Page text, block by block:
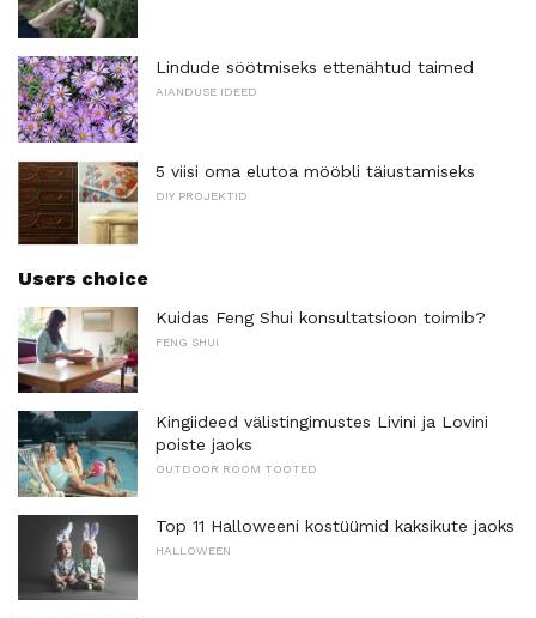
Lindude söötmiseks ettenähtud taimed
AIANDUSE IDEED
5 viisi oma elutoa mööbli täiustamiseks
DIY PROJEKTID
Users choice
Kuidas Feng Shui konsultatsioon toimib?
FENG SHUI
Kingiideed välistingimustes Livini ja Lovini
poiste jaoks
OUTDOOR ROOM TOOTED
Top 11 Halloweeni kostüümid kaksikute jaoks
HALLOWEEN